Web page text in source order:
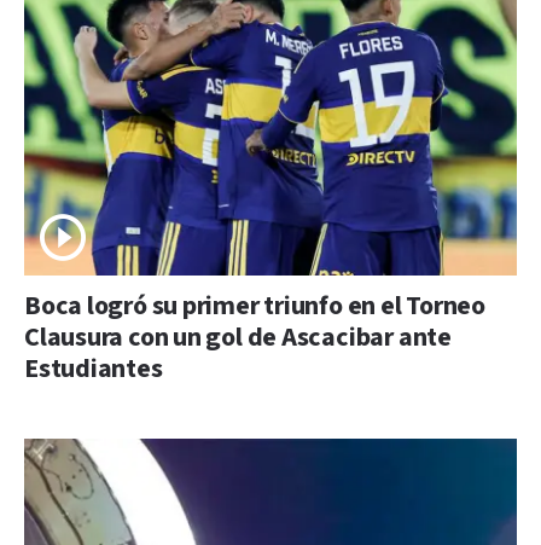
Boca logró su primer triunfo en el Torneo
Clausura con un gol de Ascacibar ante
Estudiantes